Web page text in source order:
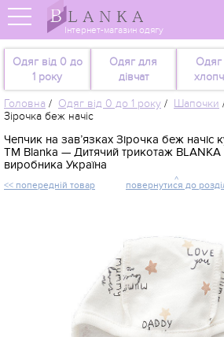
Інтернет-магазин одягу
Одяг від 0 до
1 року
Одяг для
дівчат
Одяг
Головна / Одяг від 0 до 1 року / Шапочки
Зірочка беж начіс
Чепчик на зав’язках Зірочка беж начіс
TM Blanka — Дитячий трикотаж BLANKA
виробника Україна
<< попередній товар повернутися до